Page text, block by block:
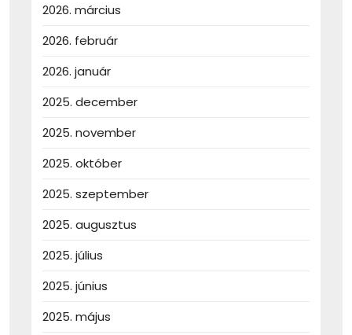
2026. március
2026. február
2026. január
2025. december
2025. november
2025. október
2025. szeptember
2025. augusztus
2025. július
2025. június
2025. május